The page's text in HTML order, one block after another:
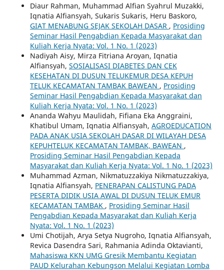
Diaur Rahman, Muhammad Alfian Syahrul Muzakki,
Iqnatia Alfiansyah, Sukaris Sukaris, Heru Baskoro,
GIAT MENABUNG SEJAK SEKOLAH DASAR , Prosiding
Seminar Hasil Pengabdian Kepada Masyarakat dan
Kuliah Kerja Nyata: Vol. 1 No. 1 (2023)
Nadiyah Aisy, Mirza Fitriana Aroyan, Iqnatia
Alfiansyah, SOSIALISASI DIABETES DAN CEK
KESEHATAN DI DUSUN TELUKEMUR DESA KEPUH
TELUK KECAMATAN TAMBAK BAWEAN , Prosiding
Seminar Hasil Pengabdian Kepada Masyarakat dan
Kuliah Kerja Nyata: Vol. 1 No. 1 (2023)
Ananda Wahyu Maulidah, Fifiana Eka Anggraini,
Khatibul Umam, Iqnatia Alfiansyah, AGROEDUCATION
PADA ANAK USIA SEKOLAH DASAR DI WILAYAH DESA
KEPUHTELUK KECAMATAN TAMBAK, BAWEAN ,
Prosiding Seminar Hasil Pengabdian Kepada
Masyarakat dan Kuliah Kerja Nyata: Vol. 1 No. 1 (2023)
Muhammad Azman, Nikmatuzzakiya Nikmatuzzakiya,
Iqnatia Alfiansyah, PENERAPAN CALISTUNG PADA
PESERTA DIDIK USIA AWAL DI DUSUN TELUK EMUR
KECAMATAN TAMBAK , Prosiding Seminar Hasil
Pengabdian Kepada Masyarakat dan Kuliah Kerja
Nyata: Vol. 1 No. 1 (2023)
Umi Chotijah, Arya Setya Nugroho, Iqnatia Alfiansyah,
Revica Dasendra Sari, Rahmania Adinda Oktavianti,
Mahasiswa KKN UMG Gresik Membantu Kegiatan
PAUD Kelurahan Kebungson Melalui Kegiatan Lomba